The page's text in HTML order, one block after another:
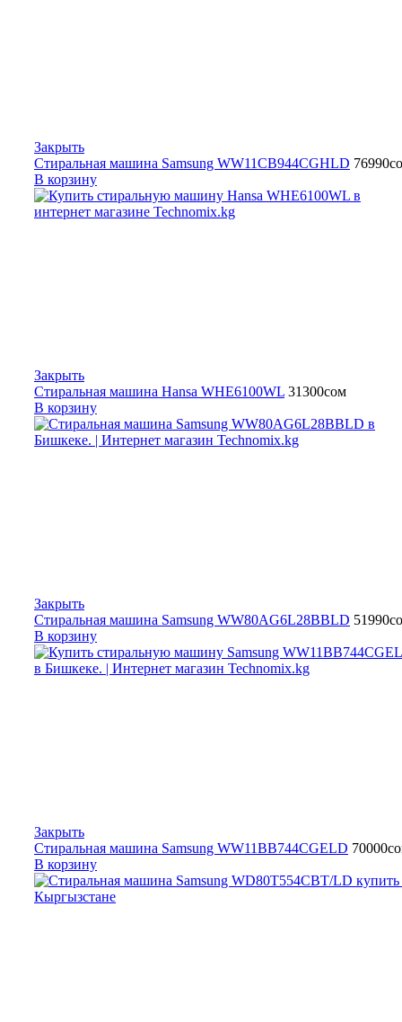
Закрыть
Стиральная машина Samsung WW11CB944CGHLD 76990
В корзину
Закрыть
Стиральная машина Hansa WHE6100WL 31300сом
В корзину
Закрыть
Стиральная машина Samsung WW80AG6L28BBLD 51990
В корзину
Закрыть
Стиральная машина Samsung WW11BB744CGELD 70000
В корзину